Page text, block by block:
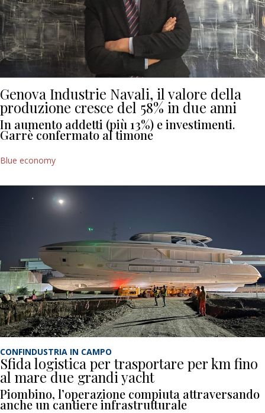
Genova Industrie Navali, il valore della
produzione cresce del 58% in due anni
In aumento addetti (più 13%) e investimenti.
Garrè confermato al timone
Blue economy
CONFINDUSTRIA IN CAMPO
Sfida logistica per trasportare per km fino
al mare due grandi yacht
Piombino, l’operazione compiuta attraversando
anche un cantiere infrastrutturale